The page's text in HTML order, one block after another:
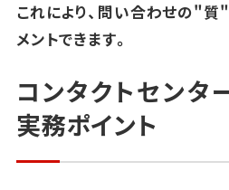
これにより、問い合わせの"
メントできます。
コンタクトセンタ
実務ポイント